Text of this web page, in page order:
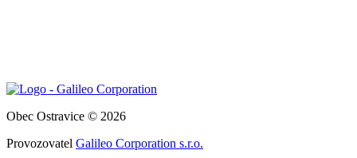
Obec Ostravice © 2026
Provozovatel Galileo Corporation s.r.o.